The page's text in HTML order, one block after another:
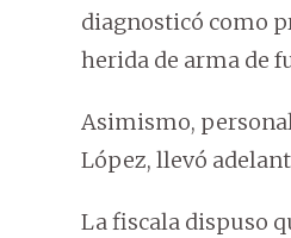
diagnosticó como
herida de arma de
Asimismo,
López, llevó
La fiscala dispuso